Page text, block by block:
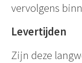
vervolgens
Levertijden
Zijn deze